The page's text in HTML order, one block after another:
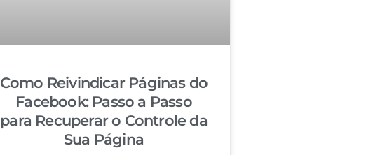
Como Reivindicar Páginas do
Facebook: Passo a Passo
para Recuperar o Controle da
Sua Página